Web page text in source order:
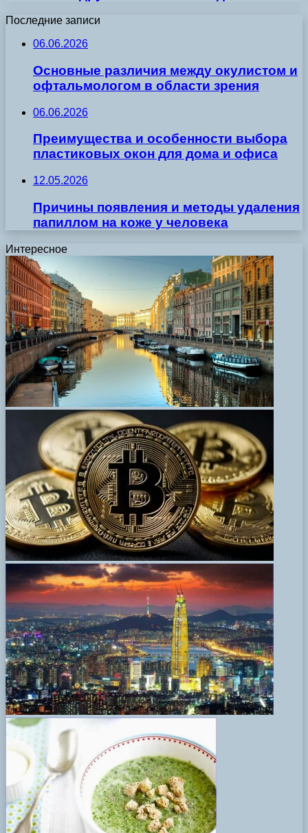
Последние записи
06.06.2026
Основные различия между окулистом и
офтальмологом в области зрения
06.06.2026
Преимущества и особенности выбора
пластиковых окон для дома и офиса
12.05.2026
Причины появления и методы удаления
папиллом на коже у человека
Интересное